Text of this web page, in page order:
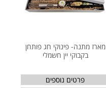
מארז מתנה- פינוקי חג פותחן
בקבוקי יין חשמלי
פרטים נוספים